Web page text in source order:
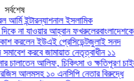
সর্বশেষ
ইন্টারন্যাশনাল ইসলামিক
না যাওয়ার আহ্বান ফখরুলেরবাংলাদেশকে
করলেন ইউএই প্রেসিডেন্টজুলাই সনদ
করবে জামায়াত নেতৃত্বাধীন ১১
আলিফ, চিকিৎসা ও ক্ষতিপূরণ চাইল
আলমসহ ১০ এনসিপি নেতার বিরুদ্ধে